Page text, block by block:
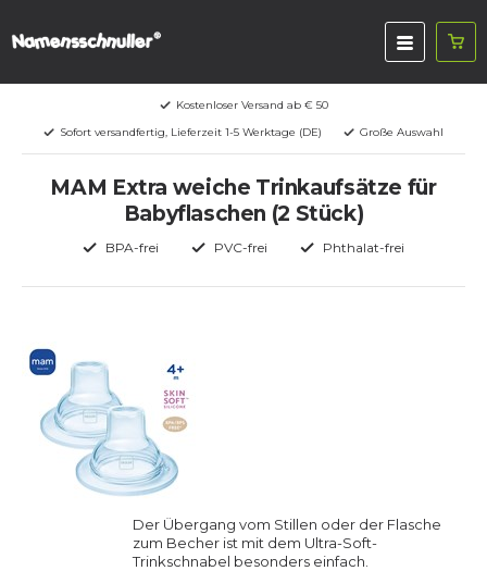
Kostenloser Versand ab € 50
Sofort versandfertig, Lieferzeit 1-5 Werktage (DE)
Große Auswahl
MAM Extra weiche Trinkaufsätze für
Babyflaschen (2 Stück)
BPA-frei PVC-frei Phthalat-frei
Der Übergang vom Stillen oder der Flasche
zum Becher ist mit dem Ultra-Soft-
Trinkschnabel besonders einfach.